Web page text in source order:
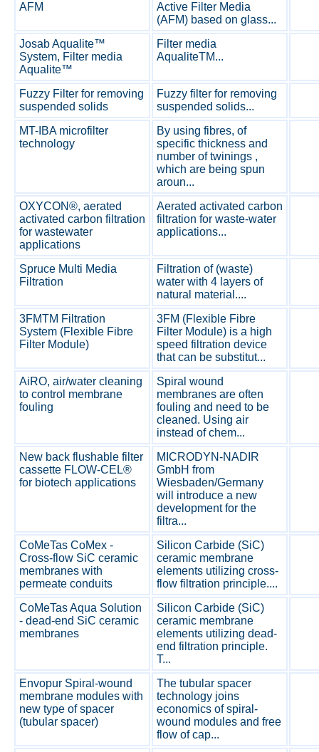
AFM
Active Filter Media
(AFM) based on glass...
Josab Aqualite™
System, Filter media
Aqualite™
Filter media
AqualiteTM...
Fuzzy Filter for removing
suspended solids
Fuzzy filter for removing
suspended solids...
MT-IBA microfilter
technology
By using fibres, of
specific thickness and
number of twinings ,
which are being spun
aroun...
OXYCON®, aerated
activated carbon filtration
for wastewater
applications
Aerated activated carbon
filtration for waste-water
applications...
Spruce Multi Media
Filtration
Filtration of (waste)
water with 4 layers of
natural material....
3FMTM Filtration
System (Flexible Fibre
Filter Module)
3FM (Flexible Fibre
Filter Module) is a high
speed filtration device
that can be substitut...
AiRO, air/water cleaning
to control membrane
fouling
Spiral wound
membranes are often
fouling and need to be
cleaned. Using air
instead of chem...
New back flushable filter
cassette FLOW-CEL®
for biotech applications
MICRODYN-NADIR
GmbH from
Wiesbaden/Germany
will introduce a new
development for the
filtra...
CoMeTas CoMex -
Cross-flow SiC ceramic
membranes with
permeate conduits
Silicon Carbide (SiC)
ceramic membrane
elements utilizing cross-
flow filtration principle....
CoMeTas Aqua Solution
- dead-end SiC ceramic
membranes
Silicon Carbide (SiC)
ceramic membrane
elements utilizing dead-
end filtration principle.
T...
Envopur Spiral-wound
membrane modules with
new type of spacer
(tubular spacer)
The tubular spacer
technology joins
economics of spiral-
wound modules and free
flow of cap...